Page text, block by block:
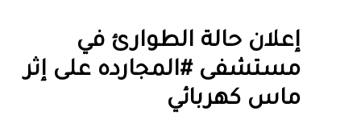
إعلان حالة الطوارئ في
مستشفى #المجارده على إثر
ماس كهربائي